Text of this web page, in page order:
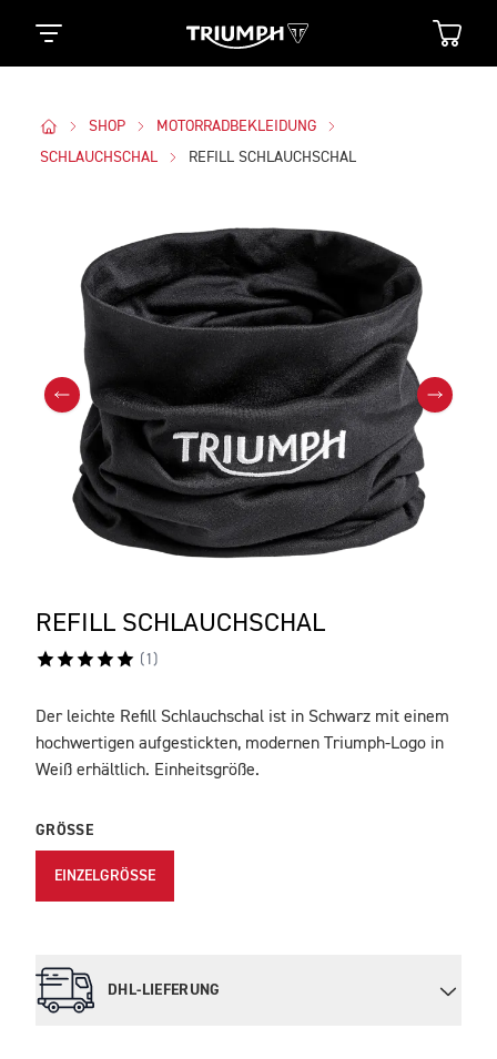
SHOP
MOTORRADBEKLEIDUNG
SCHLAUCHSCHAL
REFILL SCHLAUCHSCHAL
REFILL SCHLAUCHSCHAL
( 1 )
BESCHREIBUNG
Der leichte Refill Schlauchschal ist in Schwarz mit einem
hochwertigen aufgestickten, modernen Triumph-Logo in
Weiß erhältlich. Einheitsgröße.
GRÖSSE
EINZELGRÖSSE
DHL-LIEFERUNG